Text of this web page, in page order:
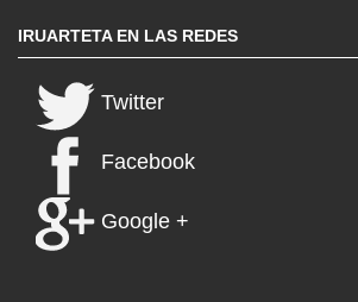
IRUARTETA EN LAS REDES
Twitter
Facebook
Google +